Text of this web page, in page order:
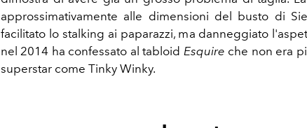
approssimativamente alle dimensioni del busto di
facilitato lo stalking ai paparazzi, ma danneggiato
nel 2014 ha confessato al tabloid Esquire che non era
superstar come Tinky Winky.